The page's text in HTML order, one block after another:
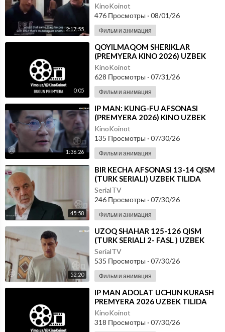
2:17:55
KinoKoinot
476 Просмотры · 08/01/26
Фильм и анимация
0:05
⁣QOYILMAQOM SHERIKLAR
(PREMYERA KINO 2026) UZBEK
TILIDA
KinoKoinot
628 Просмотры · 07/31/26
Фильм и анимация
1:36:26
⁣IP MAN: KUNG-FU AFSONASI
(PREMYERA 2026) KINO UZBEK
TILIDA - SKACHAT
KinoKoinot
135 Просмотры · 07/30/26
Фильм и анимация
45:58
⁣BIR KECHA AFSONASI 13-14 QISM
(TURK SERIALI) UZBEK TILIDA
SerialTV
246 Просмотры · 07/30/26
Фильм и анимация
52:20
⁣UZOQ SHAHAR 125-126 QISM
(TURK SERIALI 2- FASL ) UZBEK
TILIDA
SerialTV
535 Просмотры · 07/30/26
Фильм и анимация
⁣IP MAN ADOLAT UCHUN KURASH
PREMYERA 2026 UZBEK TILIDA
KinoKoinot
318 Просмотры · 07/30/26